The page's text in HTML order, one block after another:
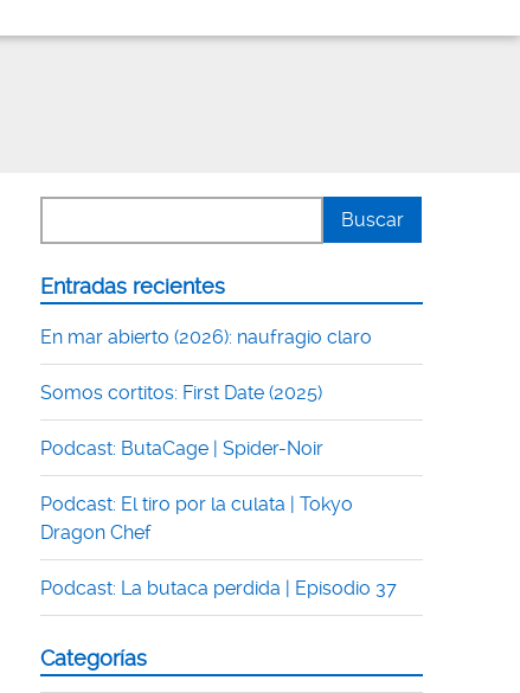
Entradas recientes
En mar abierto (2026): naufragio claro
Somos cortitos: First Date (2025)
Podcast: ButaCage | Spider-Noir
Podcast: El tiro por la culata | Tokyo
Dragon Chef
Podcast: La butaca perdida | Episodio 37
Categorías